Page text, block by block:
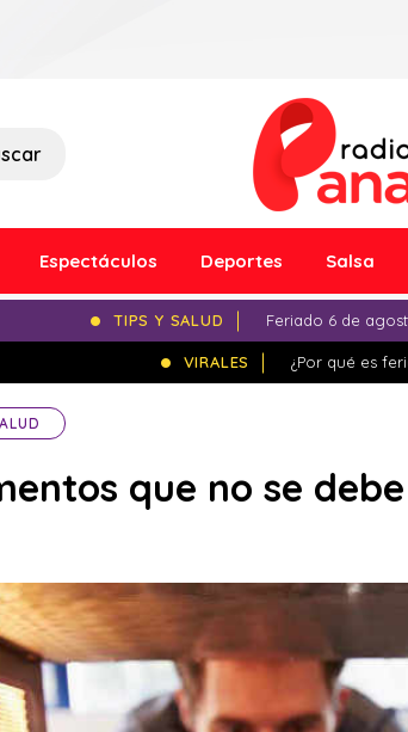
Espectáculos Deportes Salsa
TIPS Y SALUD Feriado 6 de
VIRALES ¿Por qué es
que no se